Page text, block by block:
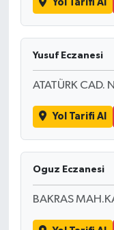
Yol Tarifi Al
Yusuf Eczanesi
ATATÜRK CAD.
Yol Tarifi Al
Oguz Eczanesi
BAKRAS